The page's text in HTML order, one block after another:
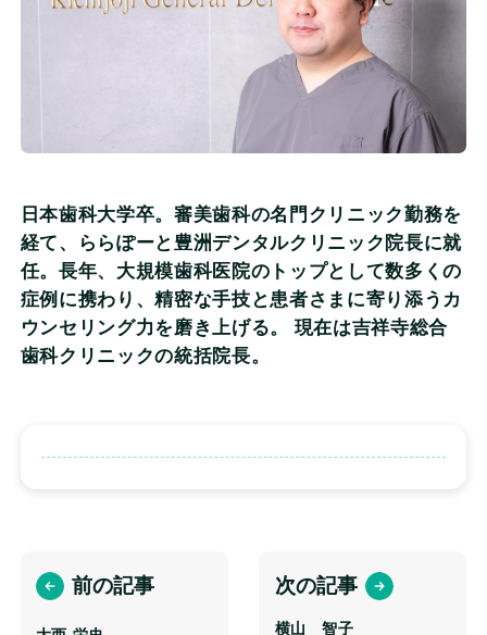
個人情報保護方針
評価基準及び記事制作の流れ
日本歯科大学卒。審美歯科の名門クリニック勤務を
経て、ららぽーと豊洲デンタルクリニック院長に就
任。長年、大規模歯科医院のトップとして数多くの
症例に携わり、精密な手技と患者さまに寄り添うカ
ウンセリング力を磨き上げる。 現在は吉祥寺総合
歯科クリニックの統括院長。
前の記事 次の記事
横山 智子